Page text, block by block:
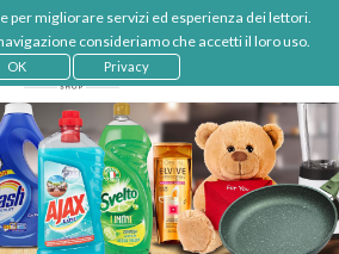
per migliorare servizi ed esperienza dei lettori.
consideriamo che accetti il loro uso.
OK Privacy
€
IT
LOGIN